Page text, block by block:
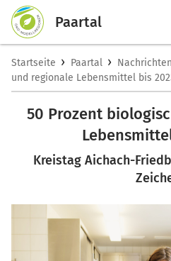
Paartal
Startseite › Paartal › Nachrichten
und regionale Lebensmittel bis
50 Prozent
Kreistag Aichach-